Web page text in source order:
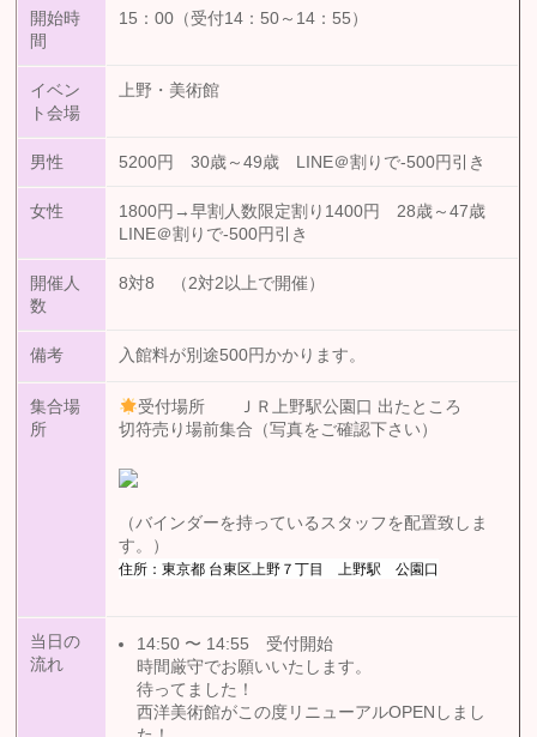
開始時
間
15：00（受付14：50～14：55）
イベン
ト会場
上野・美術館
男性 5200円 30歳～49歳 LINE＠割りで-500円引き
女性
1800円→早割人数限定割り1400円 28歳～47歳
LINE＠割りで-500円引き
開催人
数
8対8 （2対2以上で開催）
備考 入館料が別途500円かかります。
集合場
所
受付場所 ＪＲ上野駅公園口 出たところ
切符売り場前集合（写真をご確認下さい）
（バインダーを持っているスタッフを配置致しま
す。）
住所：東京都 台東区上野７丁目 上野駅 公園口
当日の
流れ
14:50 〜 14:55受付開始
時間厳守でお願いいたします。
待ってました！
西洋美術館がこの度リニューアルOPENしまし